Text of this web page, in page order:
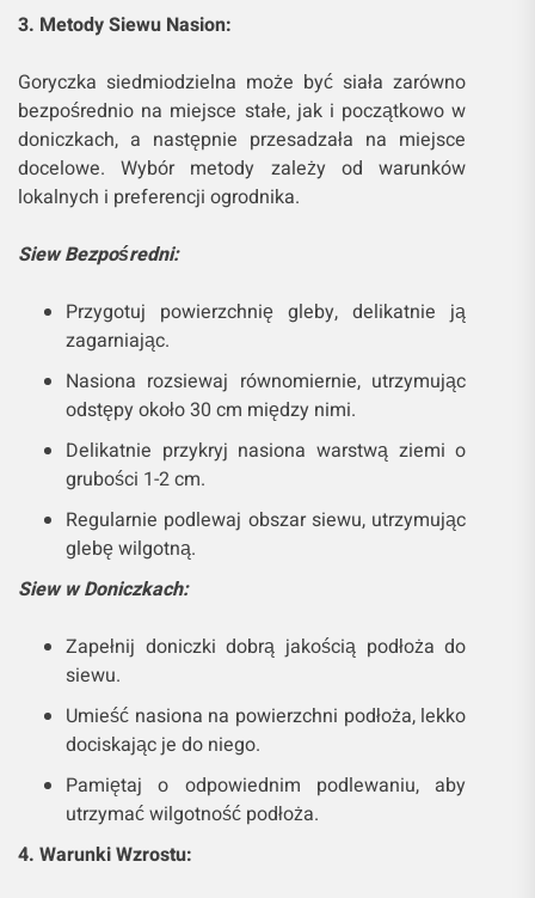
3. Metody Siewu Nasion:
Goryczka siedmiodzielna może być siała zarówno
bezpośrednio na miejsce stałe, jak i początkowo w
doniczkach, a następnie przesadzała na miejsce
docelowe. Wybór metody zależy od warunków
lokalnych i preferencji ogrodnika.
Siew Bezpośredni:
Przygotuj powierzchnię gleby, delikatnie ją
zagarniając.
Nasiona rozsiewaj równomiernie, utrzymując
odstępy około 30 cm między nimi.
Delikatnie przykryj nasiona warstwą ziemi o
grubości 1-2 cm.
Regularnie podlewaj obszar siewu, utrzymując
glebę wilgotną.
Siew w Doniczkach:
Zapełnij doniczki dobrą jakością podłoża do
siewu.
Umieść nasiona na powierzchni podłoża, lekko
dociskając je do niego.
Pamiętaj o odpowiednim podlewaniu, aby
utrzymać wilgotność podłoża.
4. Warunki Wzrostu: